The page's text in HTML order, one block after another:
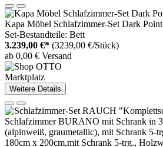
Kapa Möbel Schlafzimmer-Set Dark Point
Set-Bestandteile: Bett
3.239,00 €* (3239,00 €/Stück)
ab 0,00 € Versand
Marktplatz
Weitere Details